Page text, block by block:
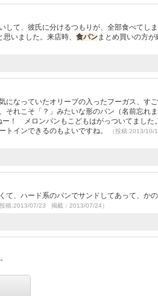
て、彼氏に分けるつもりが、全部食べてしま
いました。来店時、 食パンまとめ買いの方が
なっていたオリーブの入ったフーガス、すご
それこそ「？」みたいな形のパン（名前忘れま
！ メロンパンもこどもはがっついてました。
トインできるのもよいですね。
（投稿:2013/10/
て、ハード系のパンでサンドしてあって、かの
投稿:2013/07/23 掲載：2013/07/24）